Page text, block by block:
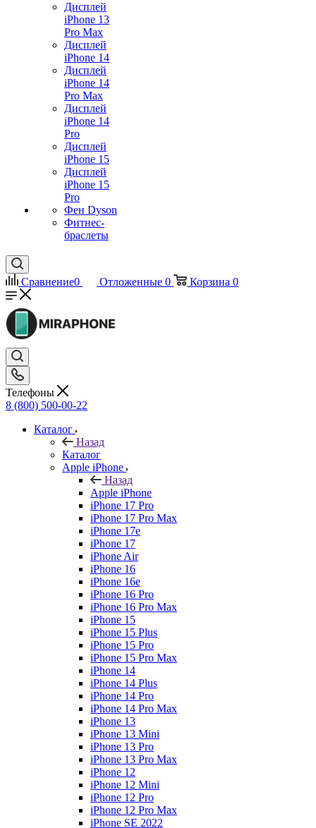
Дисплей
iPhone 13
Pro Max
Дисплей
iPhone 14
Дисплей
iPhone 14
Pro Max
Дисплей
iPhone 14
Pro
Дисплей
iPhone 15
Дисплей
iPhone 15
Pro
Фен Dyson
Фитнес-
браслеты
Сравнение0 Отложенные 0 Корзина 0
Телефоны
8 (800) 500-00-22
Каталог
Назад
Каталог
Apple iPhone
Назад
Apple iPhone
iPhone 17 Pro
iPhone 17 Pro Max
iPhone 17e
iPhone 17
iPhone Air
iPhone 16
iPhone 16e
iPhone 16 Pro
iPhone 16 Pro Max
iPhone 15
iPhone 15 Plus
iPhone 15 Pro
iPhone 15 Pro Max
iPhone 14
iPhone 14 Plus
iPhone 14 Pro
iPhone 14 Pro Max
iPhone 13
iPhone 13 Mini
iPhone 13 Pro
iPhone 13 Pro Max
iPhone 12
iPhone 12 Mini
iPhone 12 Pro
iPhone 12 Pro Max
iPhone SE 2022